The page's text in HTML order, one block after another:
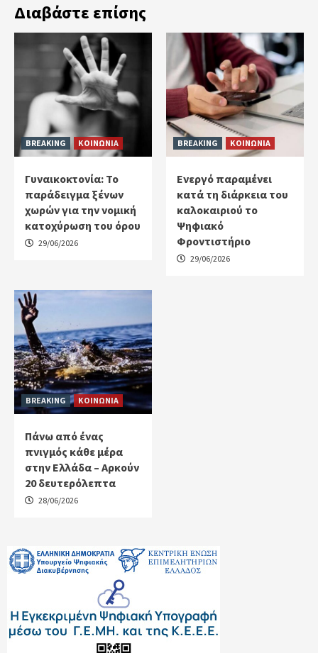
Διαβάστε επίσης
BREAKING ΚΟΙΝΩΝΙΑ
Γυναικοκτονία: Το
παράδειγμα ξένων
χωρών για την νομική
κατοχύρωση του όρου
29/06/2026
BREAKING ΚΟΙΝΩΝΙΑ
Ενεργό παραμένει
κατά τη διάρκεια του
καλοκαιριού το
Ψηφιακό
Φροντιστήριο
29/06/2026
BREAKING ΚΟΙΝΩΝΙΑ
Πάνω από ένας
πνιγμός κάθε μέρα
στην Ελλάδα – Αρκούν
20 δευτερόλεπτα
28/06/2026